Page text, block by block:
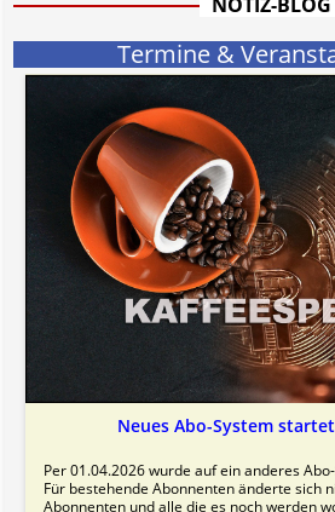
Termine &
Neues Abo-System
Per 01.04.2026 wurde auf ein anderes
Für bestehende Abonnenten änderte sich
Abonnenten und alle die es noch werden